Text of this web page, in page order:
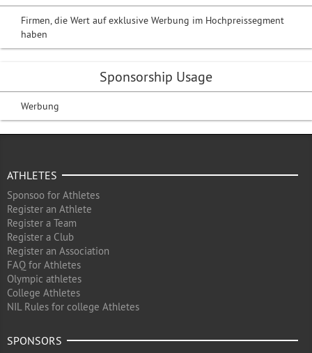
Firmen, die Wert auf exklusive Werbung im Hochpreissegment
haben
Sponsorship Usage
Werbung
ATHLETES
Sponsoo for Athletes
Register an Athlete
Register a Team
Register a Club
Register an Association
FAQ for Athletes
Olympic athletes
College Athletes
NIL Rules for college Athletes
SPONSORS